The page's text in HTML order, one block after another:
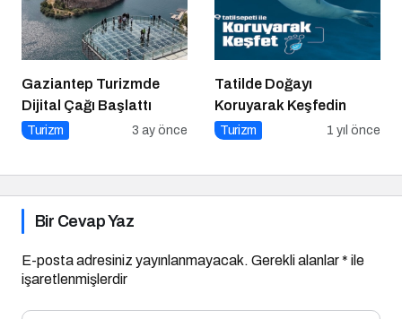
Tek Otel Olarak Öne
Çıktı
Gaziantep Turizmde
Dijital Çağı Başlattı
Turizm 3 ay önce
Tatilde Doğayı
Koruyarak Keşfedin
Turizm 1 yıl önce
Bir Cevap Yaz
E-posta adresiniz yayınlanmayacak. Gerekli alanlar* ile
işaretlenmişlerdir